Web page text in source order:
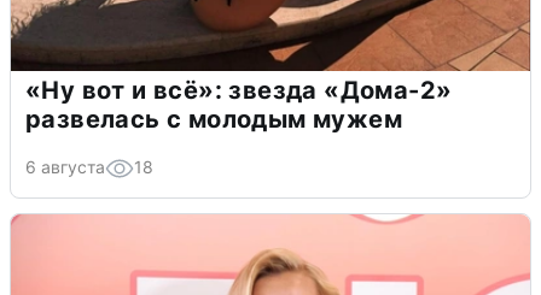
«Ну вот и всё»: звезда «Дома-2»
развелась с молодым мужем
6 августа 18